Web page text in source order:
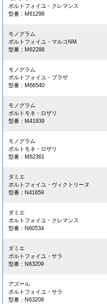
ポルトフォイユ・クレマンス
型番：M61298
モノグラム
ポルトフォイユ・マルコNM
型番：M62288
モノグラム
ポルトフォイユ・ブラザ
型番：M66540
モノグラム
ポルトモネ・ロザリ
型番：M41939
モノグラム
ポルトモネ・ロザリ
型番：M62361
ダミエ
ポルトフォイユ・ヴィクトリーヌ
型番：N41659
ダミエ
ポルトフォイユ・クレマンス
型番：N60534
ダミエ
ポルトフォイユ・サラ
型番：N63209
アズール
ポルトフォイユ・サラ
型番：N63208